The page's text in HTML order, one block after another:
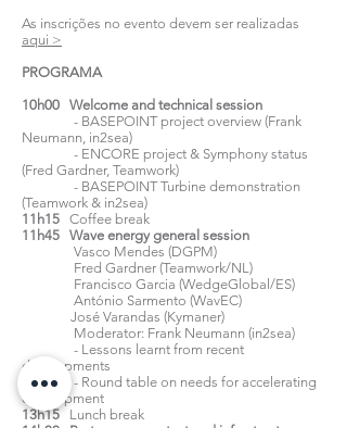
As inscrições no evento devem ser realizadas
aqui >
PROGRAMA
10h00 Welcome and technical session
- BASEPOINT project overview (Frank
Neumann, in2sea)
- ENCORE project & Symphony status
(Fred Gardner, Teamwork)
- BASEPOINT Turbine demonstration
(Teamwork & in2sea)
11h15 Coffee break
11h45 Wave energy general session
Vasco Mendes (DGPM)
Fred Gardner (Teamwork/NL)
Francisco Garcia (WedgeGlobal/ES)
António Sarmento (WavEC)
José Varandas (Kymaner)
Moderator: Frank Neumann (in2sea)
- Lessons learnt from recent
developments
- Round table on needs for accelerating
development
13h15 Lunch break
14h00 Portuguese context and infrastructures